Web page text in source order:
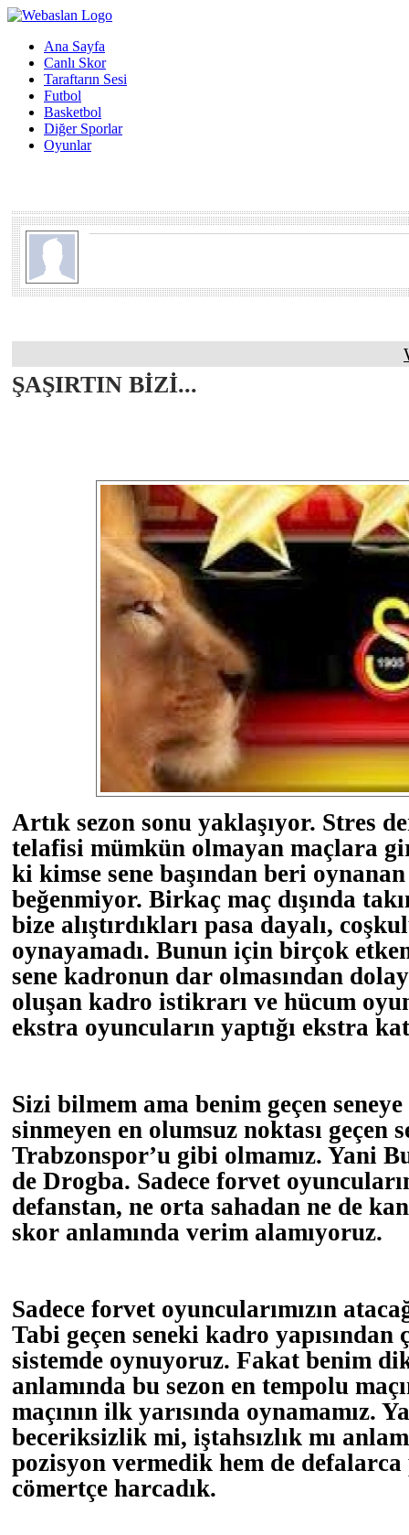
Ana Sayfa
Canlı Skor
Taraftarın Sesi
Futbol
Basketbol
Diğer Sporlar
Oyunlar
ŞAŞIRTIN BİZİ...
Artık sezon sonu yaklaşıyor. Stres
telafisi mümkün olmayan maçlara
ki kimse sene başından beri
beğenmiyor. Birkaç maç dışında
bize alıştırdıkları pasa dayalı,
oynayamadı. Bunun için birçok
sene kadronun dar olmasından
oluşan kadro istikrarı ve hücum
ekstra oyuncuların yaptığı ekstra
Sizi bilmem ama benim geçen
sinmeyen en olumsuz noktası geçen
Trabzonspor’u gibi olmamız. Yani
de Drogba. Sadece forvet
defanstan, ne orta sahadan ne de
skor anlamında verim alamıyoruz.
Sadece forvet oyuncularımızın
Tabi geçen seneki kadro
sistemde oynuyoruz. Fakat benim
anlamında bu sezon en tempolu
maçının ilk yarısında oynamamız.
beceriksizlik mi, iştahsızlık mı
pozisyon vermedik hem de
cömertçe harcadık.